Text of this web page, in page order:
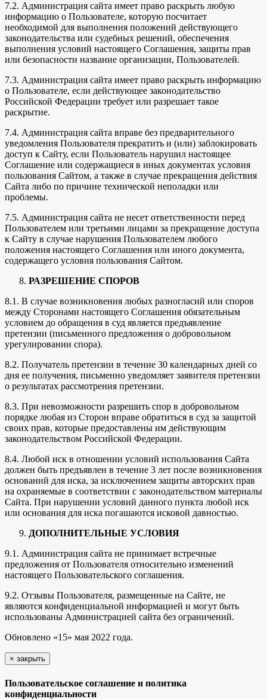
7.2. Администрация сайта имеет право раскрыть любую
информацию о Пользователе, которую посчитает
необходимой для выполнения положений действующего
законодательства или судебных решений, обеспечения
выполнения условий настоящего Соглашения, защиты прав
или безопасности название организации, Пользователей.
7.3. Администрация сайта имеет право раскрыть информацию
о Пользователе, если действующее законодательство
Российской Федерации требует или разрешает такое
раскрытие.
7.4. Администрация сайта вправе без предварительного
уведомления Пользователя прекратить и (или) заблокировать
доступ к Сайту, если Пользователь нарушил настоящее
Соглашение или содержащиеся в иных документах условия
пользования Сайтом, а также в случае прекращения действия
Сайта либо по причине технической неполадки или
проблемы.
7.5. Администрация сайта не несет ответственности перед
Пользователем или третьими лицами за прекращение доступа
к Сайту в случае нарушения Пользователем любого
положения настоящего Соглашения или иного документа,
содержащего условия пользования Сайтом.
РАЗРЕШЕНИЕ СПОРОВ
8.1. В случае возникновения любых разногласий или споров
между Сторонами настоящего Соглашения обязательным
условием до обращения в суд является предъявление
претензии (письменного предложения о добровольном
урегулировании спора).
8.2. Получатель претензии в течение 30 календарных дней со
дня ее получения, письменно уведомляет заявителя претензии
о результатах рассмотрения претензии.
8.3. При невозможности разрешить спор в добровольном
порядке любая из Сторон вправе обратиться в суд за защитой
своих прав, которые предоставлены им действующим
законодательством Российской Федерации.
8.4. Любой иск в отношении условий использования Сайта
должен быть предъявлен в течение 3 лет после возникновения
оснований для иска, за исключением защиты авторских прав
на охраняемые в соответствии с законодательством материалы
Сайта. При нарушении условий данного пункта любой иск
или основания для иска погашаются исковой давностью.
ДОПОЛНИТЕЛЬНЫЕ УСЛОВИЯ
9.1. Администрация сайта не принимает встречные
предложения от Пользователя относительно изменений
настоящего Пользовательского соглашения.
9.2. Отзывы Пользователя, размещенные на Сайте, не
являются конфиденциальной информацией и могут быть
использованы Администрацией сайта без ограничений.
Обновлено «15» мая 2022 года.
× закрыть
Пользовательское соглашение и политика
конфиденциальности